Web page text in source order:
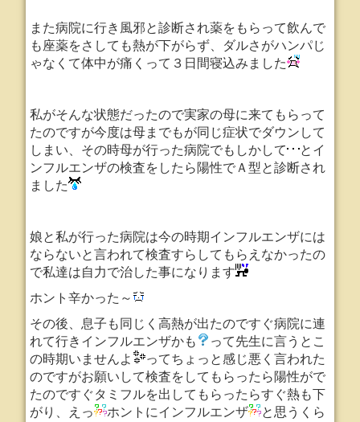
また病院に行き風邪と診断され薬をもらって飲んで
も座薬をさしても熱が下がらず、ダルさがハンパじ
ゃなくて体中が痛くって３日間寝込みました
私がそんな状態だったので実家の母に来てもらって
たのですが今度は母までもが同じ症状でダウンして
しまい、その時母が行った病院でもしかして
とイ
ンフルエンザの検査をしたら陽性でＡ型と診断され
ました
娘と私が行った病院は今の時期インフルエンザには
ならないと言われて検査すらしてもらえなかったの
で私達は自力で治した事になります
ホント辛かった～
その後、息子も同じく高熱が出たのですぐ病院に連
れて行きインフルエンザかも
って先生に言うとこ
の時期いませんよ
ってちょっと感じ悪く言われた
のですがお願いして検査をしてもらったら陽性がで
たのですぐタミフルを出してもらったらすぐ熱も下
がり、えっ
ホントにインフルエンザ
と思うくら